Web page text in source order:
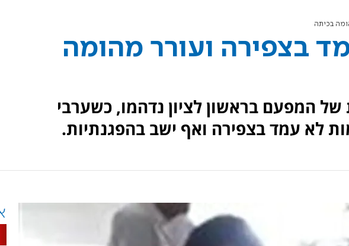
בכיתה
בצפירה ועורר מהומה
המפעם בראשון לציון נדהמו, כשערבי
לא עמד בצפירה ואף ישב בהפגנתיות.